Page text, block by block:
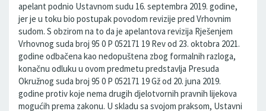
apelant podnio Ustavnom sudu 16. septembra 2019. godine,
jer je u toku bio postupak povodom revizije pred Vrhovnim
sudom. S obzirom na to da je apelantova revizija Rješenjem
Vrhovnog suda broj 95 0 P 052171 19 Rev od 23. oktobra 2021.
godine odbačena kao nedopuštena zbog formalnih razloga,
konačnu odluku u ovom predmetu predstavlja Presuda
Okružnog suda broj 95 0 P 052171 19 Gž od 20. juna 2019.
godine protiv koje nema drugih djelotvornih pravnih lijekova
mogućih prema zakonu. U skladu sa svojom praksom, Ustavni